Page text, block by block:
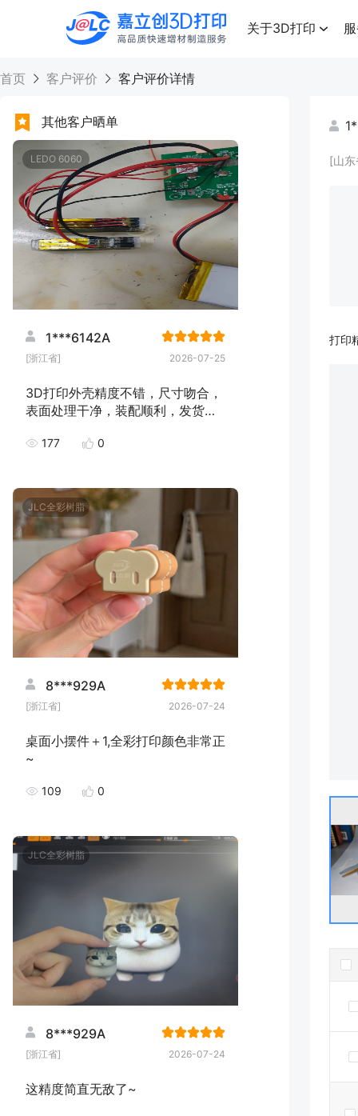
高品质快速增材制造服务
关于3D打印
首页 客户评价 客户评价详情
其他客户晒单
LEDO 6060
1***6142A
[浙江省] 2026-07-25
3D打印外壳精度不错，尺寸吻合，
表面处理干净，装配顺利，发货速
177 0
JLC全彩树脂
8***929A
[浙江省] 2026-07-24
桌面小摆件＋1,全彩打印颜色非常正
~
109 0
JLC全彩树脂
8***929A
[浙江省] 2026-07-24
这精度简直无敌了~
[山
打印